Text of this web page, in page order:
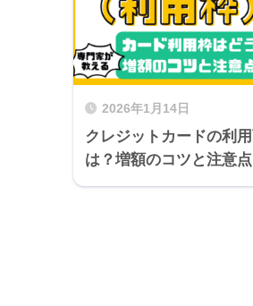
2026年1月14日
クレジットカードの利
は？増額のコツと注意